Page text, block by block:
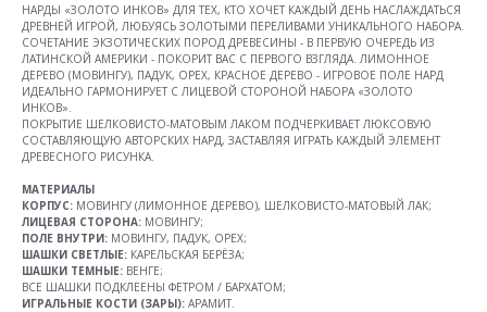
НАРДЫ «ЗОЛОТО ИНКОВ» ДЛЯ ТЕХ, КТО ХОЧЕТ КАЖДЫЙ ДЕНЬ НАСЛАЖДАТЬСЯ
ДРЕВНЕЙ ИГРОЙ, ЛЮБУЯСЬ ЗОЛОТЫМИ ПЕРЕЛИВАМИ УНИКАЛЬНОГО НАБОРА.
СОЧЕТАНИЕ ЭКЗОТИЧЕСКИХ ПОРОД ДРЕВЕСИНЫ - В ПЕРВУЮ ОЧЕРЕДЬ ИЗ
ЛАТИНСКОЙ АМЕРИКИ - ПОКОРИТ ВАС С ПЕРВОГО ВЗГЛЯДА. ЛИМОННОЕ
ДЕРЕВО (МОВИНГУ), ПАДУК, ОРЕХ, КРАСНОЕ ДЕРЕВО - ИГРОВОЕ ПОЛЕ НАРД
ИДЕАЛЬНО ГАРМОНИРУЕТ С ЛИЦЕВОЙ СТОРОНОЙ НАБОРА «ЗОЛОТО
ИНКОВ».
ПОКРЫТИЕ ШЕЛКОВИСТО-МАТОВЫМ ЛАКОМ ПОДЧЕРКИВАЕТ ЛЮКСОВУЮ
СОСТАВЛЯЮЩУЮ АВТОРСКИХ НАРД, ЗАСТАВЛЯЯ ИГРАТЬ КАЖДЫЙ ЭЛЕМЕНТ
ДРЕВЕСНОГО РИСУНКА.
МАТЕРИАЛЫ
КОРПУС: МОВИНГУ (ЛИМОННОЕ ДЕРЕВО), ШЕЛКОВИСТО-МАТОВЫЙ ЛАК;
ЛИЦЕВАЯ СТОРОНА: МОВИНГУ;
ПОЛЕ ВНУТРИ: МОВИНГУ, ПАДУК, ОРЕХ;
ШАШКИ СВЕТЛЫЕ: КАРЕЛЬСКАЯ БЕРЁЗА;
ШАШКИ ТЕМНЫЕ: ВЕНГЕ;
ВСЕ ШАШКИ ПОДКЛЕЕНЫ ФЕТРОМ / БАРХАТОМ;
ИГРАЛЬНЫЕ КОСТИ (ЗАРЫ): АРАМИТ.